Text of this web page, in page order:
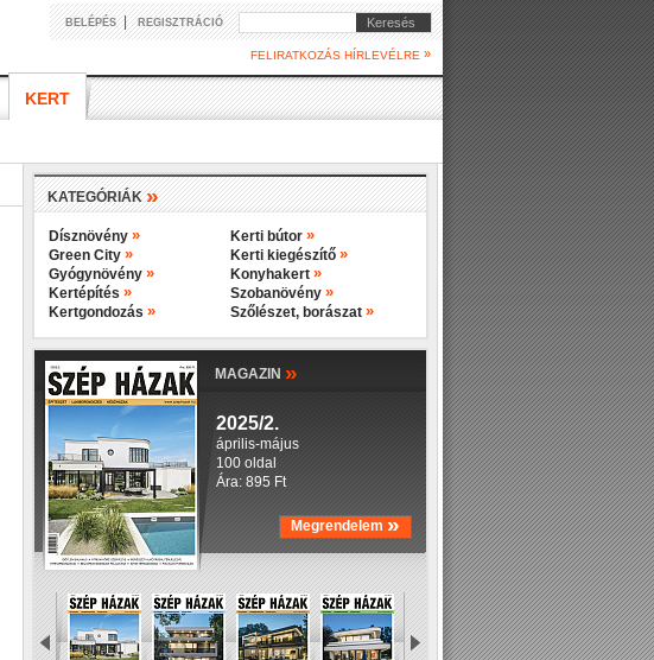
BELÉPÉS| REGISZTRÁCIÓ Keresés
FELIRATKOZÁS HÍRLEVÉLRE »
KERT
KATEGÓRIÁK»
Dísznövény »
Green City »
Gyógynövény »
Kertépítés »
Kertgondozás »
Kerti bútor »
Kerti kiegészítő »
Konyhakert »
Szobanövény »
Szőlészet, borászat »
MAGAZIN »
2025/2.
április-május
100 oldal
Ára: 895 Ft
Megrendelem »